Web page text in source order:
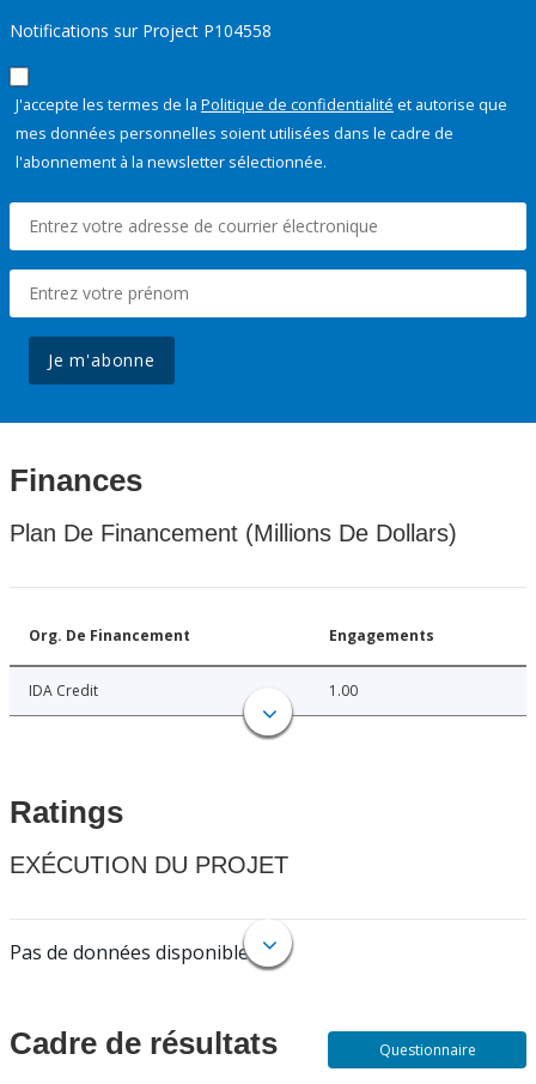
Notifications sur Project P104558
J'accepte les termes de la Politique de confidentialité et autorise que
mes données personnelles soient utilisées dans le cadre de
l'abonnement à la newsletter sélectionnée.
Je m'abonne
Finances
Plan De Financement (Millions De Dollars)
Org. De Financement Engagements
IDA Credit 1.00
Ratings
EXÉCUTION DU PROJET
Pas de données disponibles.
Cadre de résultats Questionnaire